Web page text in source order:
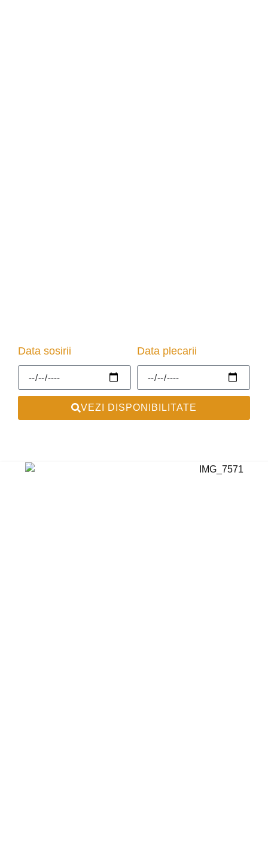
Data sosirii Data plecarii
VEZI DISPONIBILITATE